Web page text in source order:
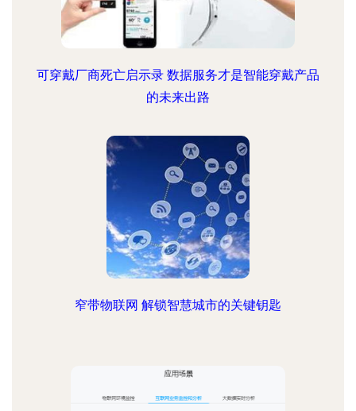
可穿戴厂商死亡启示录 数据服务才是智能穿戴产品
的未来出路
窄带物联网 解锁智慧城市的关键钥匙